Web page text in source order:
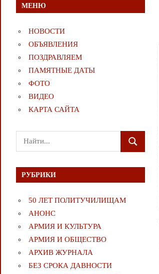
МЕНЮ
НОВОСТИ
ОБЪЯВЛЕНИЯ
ПОЗДРАВЛЯЕМ
ПАМЯТНЫЕ ДАТЫ
ФОТО
ВИДЕО
КАРТА САЙТА
Поиск
для:
ПОИСК
РУБРИКИ
50 ЛЕТ ПОЛИТУЧИЛИЩАМ
АНОНС
АРМИЯ И КУЛЬТУРА
АРМИЯ И ОБЩЕСТВО
АРХИВ ЖУРНАЛА
БЕЗ СРОКА ДАВНОСТИ